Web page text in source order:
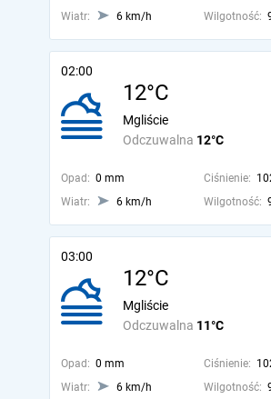
Wiatr:
6 km/h Wilgotność:
02:00
12°C
Odczuwalna 12°C
Mgliście
Opad: 0 mm Ciśnienie:
Wiatr:
6 km/h Wilgotność:
03:00
12°C
Odczuwalna 11°C
Mgliście
Opad: 0 mm Ciśnienie:
Wiatr:
6 km/h Wilgotność: